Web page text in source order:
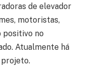
de elevador
motoristas,
positivo no
Atualmente há
projeto.